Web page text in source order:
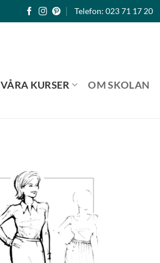
Telefon: 023 71 17 20
VÅRA KURSER OM SKOLAN